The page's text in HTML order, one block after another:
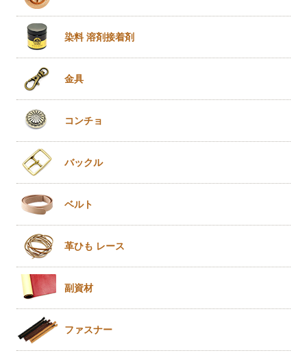
染料 溶剤接着剤
金具
コンチョ
バックル
ベルト
革ひも レース
副資材
ファスナー